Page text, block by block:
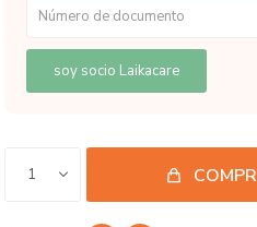
soy socio Laikacare
1